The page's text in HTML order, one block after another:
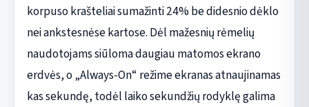
korpuso krašteliai sumažinti 24% be didesnio dėklo
nei ankstesnėse kartose. Dėl mažesnių rėmelių
naudotojams siūloma daugiau matomos ekrano
erdvės, o „Always-On“ režime ekranas atnaujinamas
kas sekundę, todėl laiko sekundžių rodyklę galima